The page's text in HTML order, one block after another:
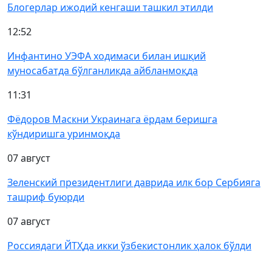
Блогерлар ижодий кенгаши ташкил этилди
12:52
Инфантино УЭФА ходимаси билан ишқий
муносабатда бўлганликда айбланмоқда
11:31
Фёдоров Маскни Украинага ёрдам беришга
кўндиришга уринмоқда
07 август
Зеленский президентлиги даврида илк бор Сербияга
ташриф буюрди
07 август
Россиядаги ЙТҲда икки ўзбекистонлик ҳалок бўлди